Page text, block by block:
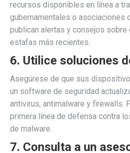
recursos disponibles en línea a
gubernamentales o asociaciones
publican alertas y consejos
estafas más recientes.
6. Utilice soluciones
Asegúrese de que sus
un software de seguridad
antivirus, antimalware y firewalls.
primera línea de defensa contra
de malware.
7. Consulta a un